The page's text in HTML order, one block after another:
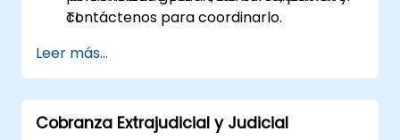
TI.
auditorías, revisiones regulatorias y ciclos
de mejora continua.
contáctenos para coordinarlo.
Leer más...
Cobranza Extrajudicial y Judicial